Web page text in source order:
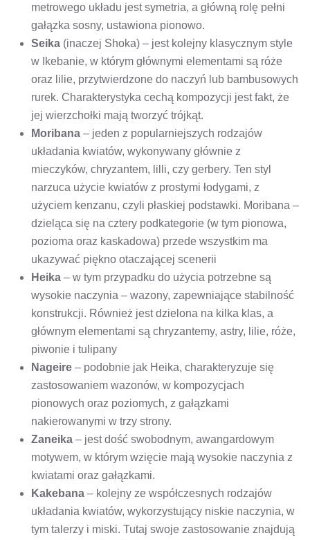
metrowego układu jest symetria, a główną rolę pełni
gałązka sosny, ustawiona pionowo.
Seika (inaczej Shoka) – jest kolejny klasycznym style
w Ikebanie, w którym głównymi elementami są róże
oraz lilie, przytwierdzone do naczyń lub bambusowych
rurek. Charakterystyka cechą kompozycji jest fakt, że
jej wierzchołki mają tworzyć trójkąt.
Moribana – jeden z popularniejszych rodzajów
układania kwiatów, wykonywany głównie z
mieczyków, chryzantem, lilli, czy gerbery. Ten styl
narzuca użycie kwiatów z prostymi łodygami, z
użyciem kenzanu, czyli płaskiej podstawki. Moribana –
dzieląca się na cztery podkategorie (w tym pionowa,
pozioma oraz kaskadowa) przede wszystkim ma
ukazywać piękno otaczającej scenerii
Heika – w tym przypadku do użycia potrzebne są
wysokie naczynia – wazony, zapewniające stabilność
konstrukcji. Również jest dzielona na kilka klas, a
głównym elementami są chryzantemy, astry, lilie, róże,
piwonie i tulipany
Nageire – podobnie jak Heika, charakteryzuje się
zastosowaniem wazonów, w kompozycjach
pionowych oraz poziomych, z gałązkami
nakierowanymi w trzy strony.
Zaneika – jest dość swobodnym, awangardowym
motywem, w którym wzięcie mają wysokie naczynia z
kwiatami oraz gałązkami.
Kakebana – kolejny ze współczesnych rodzajów
układania kwiatów, wykorzystujący niskie naczynia, w
tym talerzy i miski. Tutaj swoje zastosowanie znajdują